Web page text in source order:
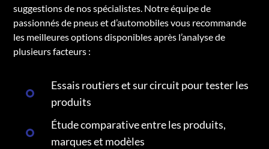
suggestions de nos spécialistes. Notre équipe de
passionnés de pneus et d’automobiles vous recommande
les meilleures options disponibles après l’analyse de
plusieurs facteurs :
Essais routiers et sur circuit pour tester les
produits
Étude comparative entre les produits,
marques et modèles